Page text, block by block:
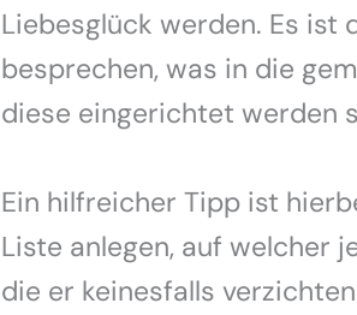
Liebesglück werden. Es ist
besprechen, was in die
diese eingerichtet werden
Ein hilfreicher Tipp ist
Liste anlegen, auf welcher
die er keinesfalls